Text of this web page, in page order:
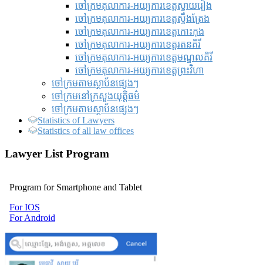
ចៅក្រមតុលាការ-អយ្យការខេត្តស្វាយរៀង
ចៅក្រមតុលាការ-អយ្យការខេត្តស្ទឹងត្រែង
ចៅក្រមតុលាការ-អយ្យការខេត្តកោះកុង
ចៅក្រមតុលាការ-អយ្យការខេត្តរតនគិរី
ចៅក្រមតុលាការ-អយ្យការខេត្តមណ្ឌលគិរី
ចៅក្រមតុលាការ-អយ្យការខេត្តព្រះវិហា
ចៅក្រមតាមស្ថាប័នផ្សេងៗ
ចៅក្រមនៅក្រសួងយុត្តិធម៌
ចៅក្រមតាមស្ថាប័នផ្សេងៗ
Statistics of Lawyers
Statistics of all law offices
Lawyer List Program
Program for Smartphone and Tablet
For IOS
For Android